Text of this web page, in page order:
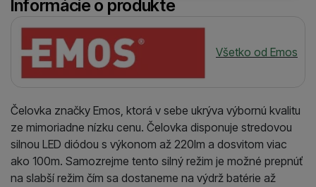
Informácie o produkte
Výrobca
Všetko od Emos
Čelovka značky Emos, ktorá v sebe ukrýva výbornú kvalitu
ze mimoriadne nízku cenu. Čelovka disponuje stredovou
silnou LED diódou s výkonom až 220lm a dosvitom viac
ako 100m. Samozrejme tento silný režim je možné prepnúť
na slabší režim čím sa dostaneme na výdrž batérie až